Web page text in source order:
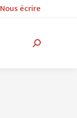
Nous écrire
Recherche